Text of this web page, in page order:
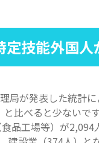
技能外国
局が発表した統計
比べると少ないで
品工場等）が